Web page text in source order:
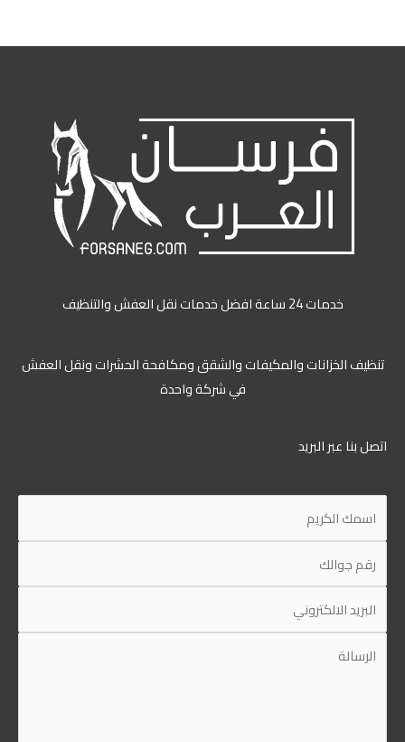
خدمات 24 ساعة افضل خدمات نقل العفش والتنظيف
الخزانات والمكيفات والشقق ومكافحة الحشرات ونقل العفش
في شركة واحدة
بنا عبر البريد